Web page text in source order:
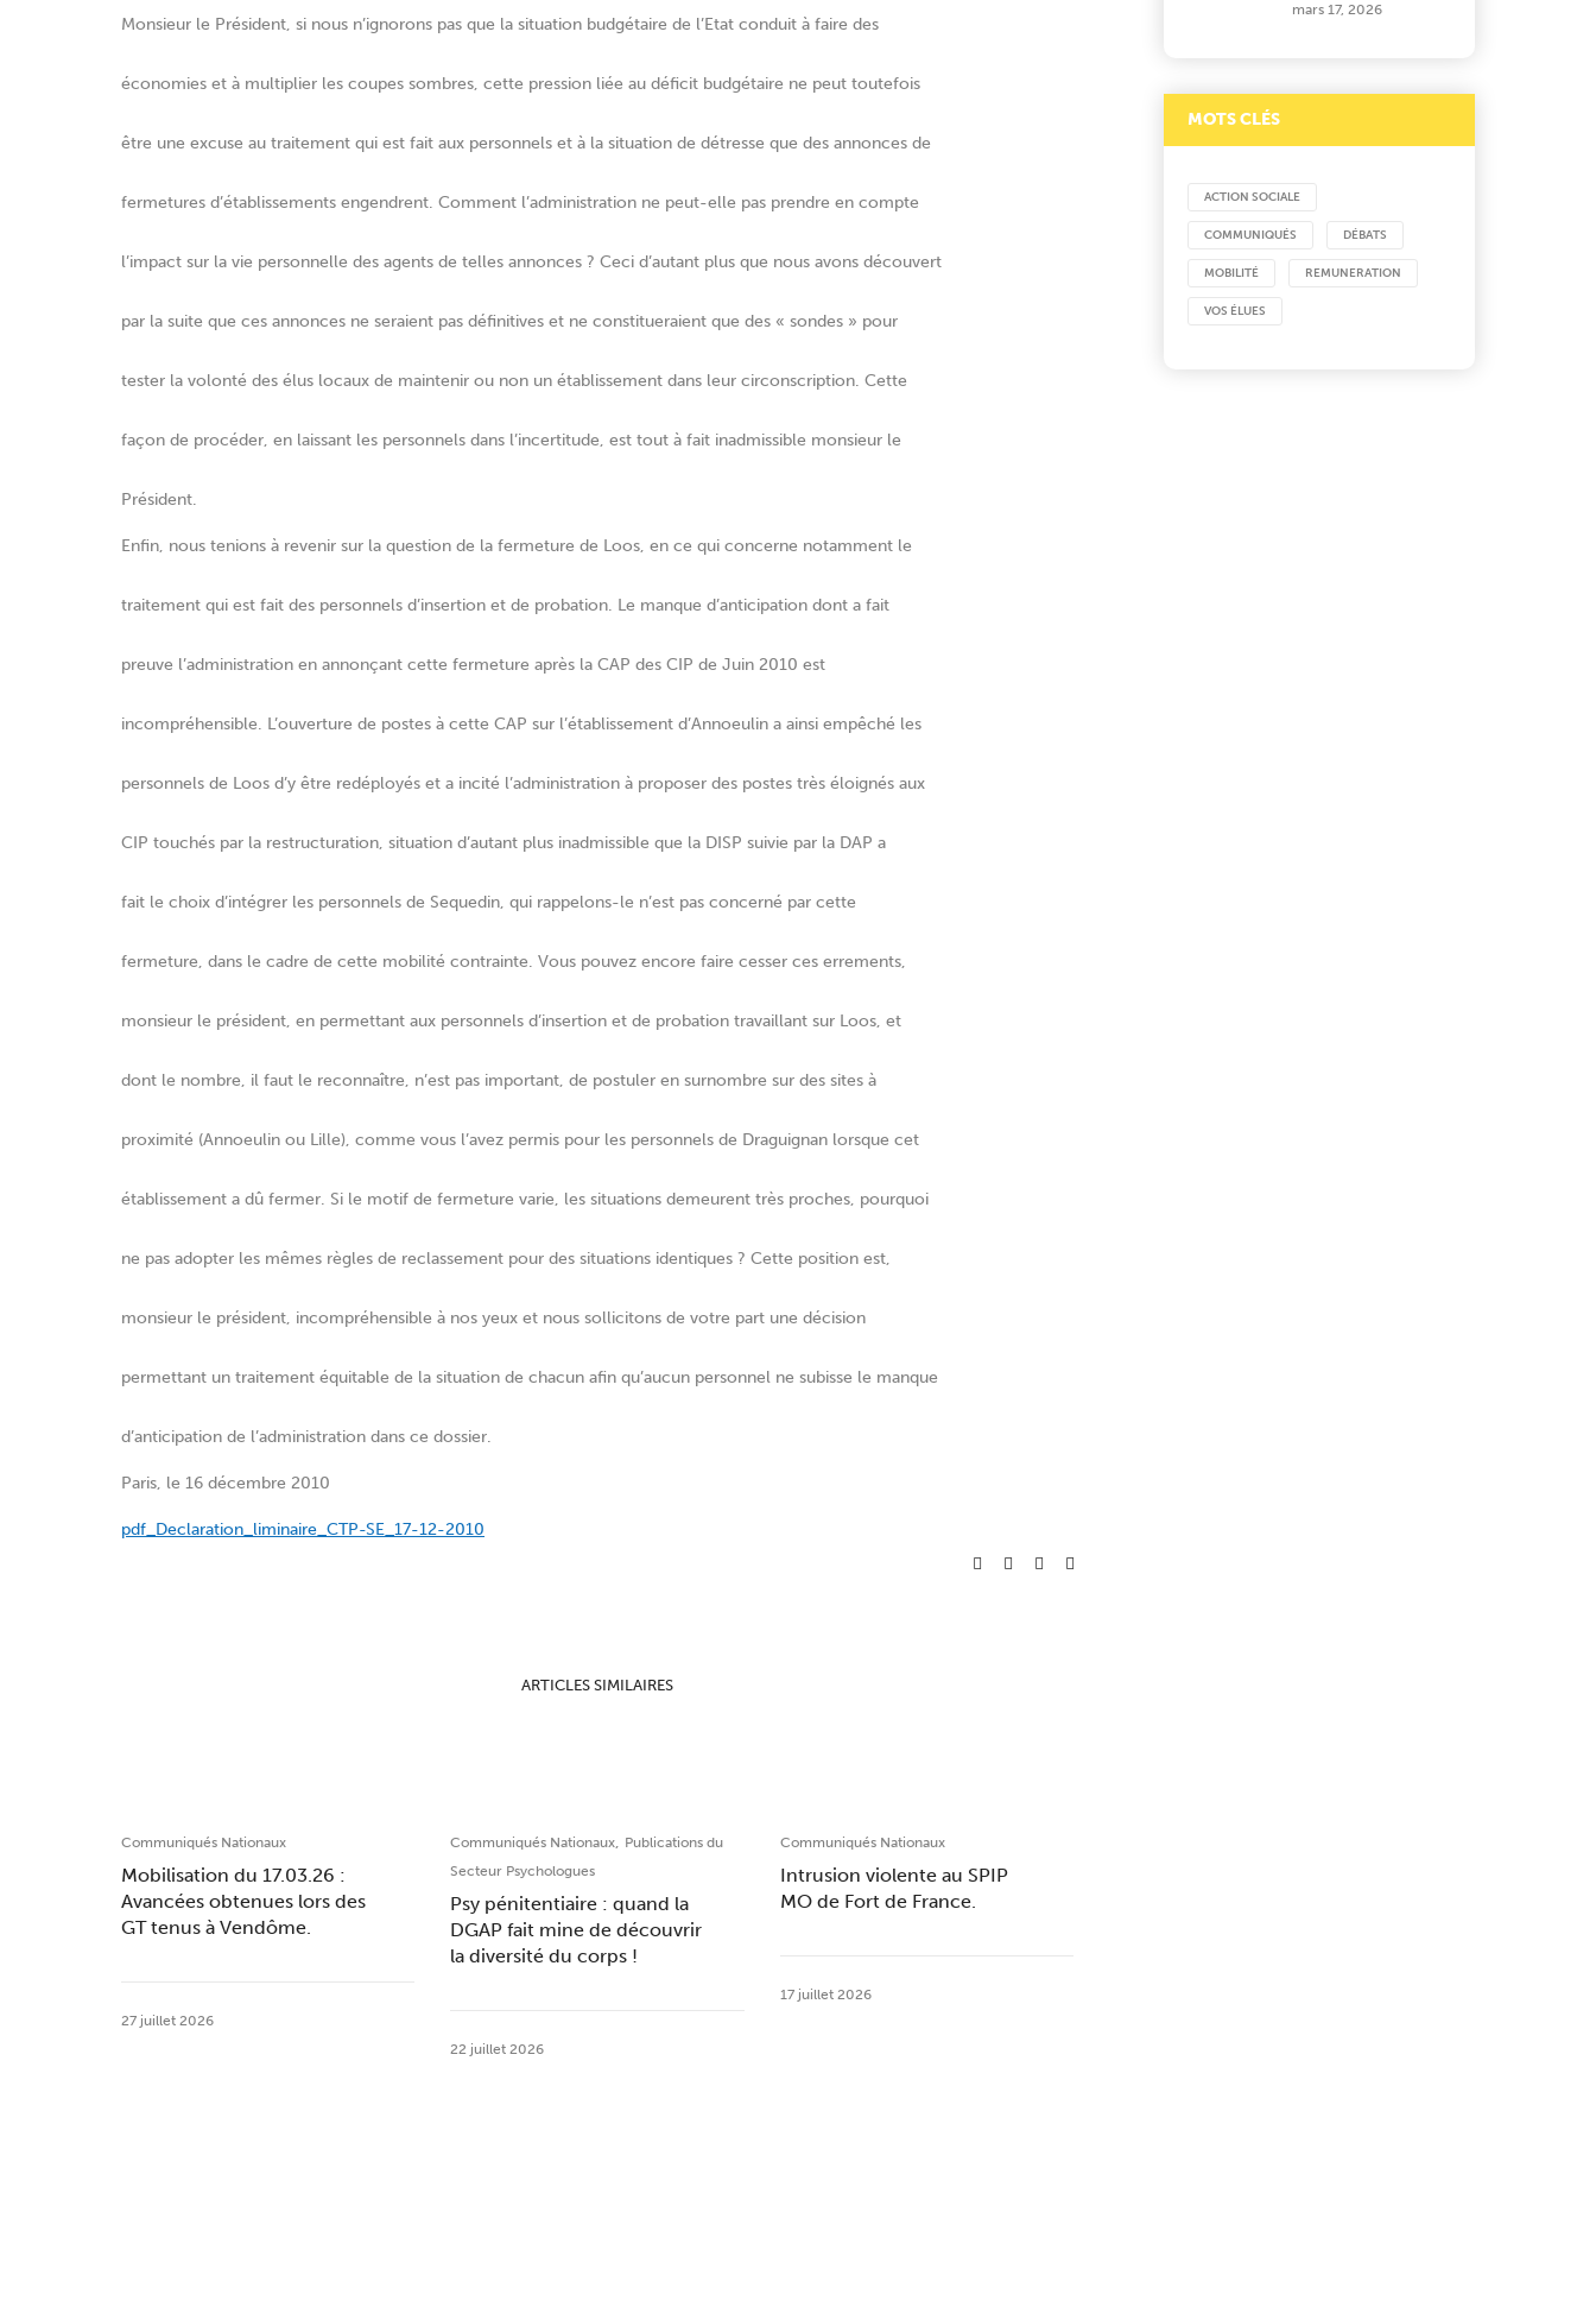
Monsieur le Président, si nous n’ignorons pas que la situation budgétaire de l’Etat conduit à faire des
économies et à multiplier les coupes sombres, cette pression liée au déficit budgétaire ne peut toutefois
être une excuse au traitement qui est fait aux personnels et à la situation de détresse que des annonces de
fermetures d’établissements engendrent. Comment l’administration ne peut-elle pas prendre en compte
l’impact sur la vie personnelle des agents de telles annonces ? Ceci d’autant plus que nous avons découvert
par la suite que ces annonces ne seraient pas définitives et ne constitueraient que des « sondes » pour
tester la volonté des élus locaux de maintenir ou non un établissement dans leur circonscription. Cette
façon de procéder, en laissant les personnels dans l’incertitude, est tout à fait inadmissible monsieur le
Président.
Enfin, nous tenions à revenir sur la question de la fermeture de Loos, en ce qui concerne notamment le
traitement qui est fait des personnels d’insertion et de probation. Le manque d’anticipation dont a fait
preuve l’administration en annonçant cette fermeture après la CAP des CIP de Juin 2010 est
incompréhensible. L’ouverture de postes à cette CAP sur l’établissement d’Annoeulin a ainsi empêché les
personnels de Loos d’y être redéployés et a incité l’administration à proposer des postes très éloignés aux
CIP touchés par la restructuration, situation d’autant plus inadmissible que la DISP suivie par la DAP a
fait le choix d’intégrer les personnels de Sequedin, qui rappelons-le n’est pas concerné par cette
fermeture, dans le cadre de cette mobilité contrainte. Vous pouvez encore faire cesser ces errements,
monsieur le président, en permettant aux personnels d’insertion et de probation travaillant sur Loos, et
dont le nombre, il faut le reconnaître, n’est pas important, de postuler en surnombre sur des sites à
proximité (Annoeulin ou Lille), comme vous l’avez permis pour les personnels de Draguignan lorsque cet
établissement a dû fermer. Si le motif de fermeture varie, les situations demeurent très proches, pourquoi
ne pas adopter les mêmes règles de reclassement pour des situations identiques ? Cette position est,
monsieur le président, incompréhensible à nos yeux et nous sollicitons de votre part une décision
permettant un traitement équitable de la situation de chacun afin qu’aucun personnel ne subisse le manque
d’anticipation de l’administration dans ce dossier.
Paris, le 16 décembre 2010
pdf_Declaration_liminaire_CTP-SE_17-12-2010
ARTICLES SIMILAIRES
Communiqués Nationaux
Mobilisation du 17.03.26 :
Avancées obtenues lors des
GT tenus à Vendôme.
27 juillet 2026
Communiqués Nationaux, Publications du
Secteur Psychologues
Psy pénitentiaire : quand la
DGAP fait mine de découvrir
la diversité du corps !
22 juillet 2026
Communiqués Nationaux
Intrusion violente au SPIP
MO de Fort de France.
17 juillet 2026
mars 17, 2026
MOTS CLÉS
ACTION SOCIALE
COMMUNIQUÉS DÉBATS
MOBILITÉ REMUNERATION
VOS ÉLUES